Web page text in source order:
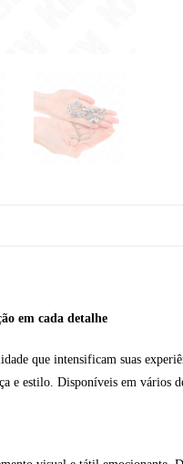
em cada detalhe
que intensificam suas
e estilo. Disponíveis em vários